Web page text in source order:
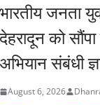
भारतीय जनता
देहरादून को
अभियान संबंधी
August 6, 2026